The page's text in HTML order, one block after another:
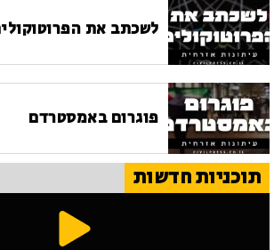
לשכתב את
פוגרום באמסטרדם
תוכניות חדשות